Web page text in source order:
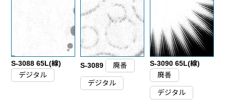
S-3088 65L(線)
デジタル
S-3089 廃番
デジタル
S-3090 65L(線)
廃番
デジタル